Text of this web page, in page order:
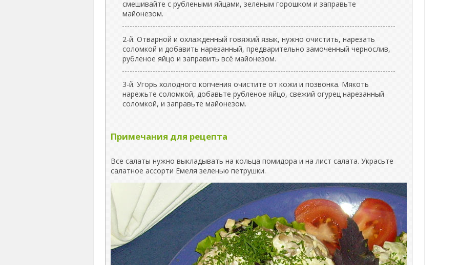
смешивайте с рублеными яйцами, зеленым горошком и заправьте
майонезом.
2-й. Отварной и охлажденный говяжий язык, нужно очистить, нарезать
соломкой и добавить нарезанный, предварительно замоченный чернослив,
рубленое яйцо и заправить всё майонезом.
3-й. Угорь холодного копчения очистите от кожи и позвонка. Мякоть
нарежьте соломкой, добавьте рубленое яйцо, свежий огурец нарезанный
соломкой, и заправьте майонезом.
Примечания для рецепта
Все салаты нужно выкладывать на кольца помидора и на лист салата. Украсьте
салатное ассорти Емеля зеленью петрушки.